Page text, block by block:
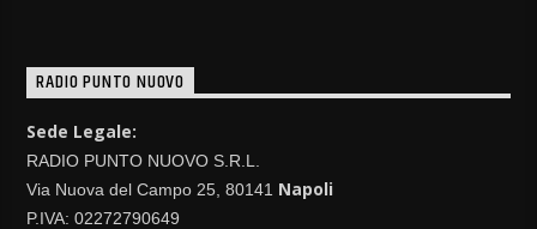
RADIO PUNTO NUOVO
Sede Legale:
RADIO PUNTO NUOVO S.R.L.
Via Nuova del Campo 25, 80141 Napoli
P.IVA: 02272790649